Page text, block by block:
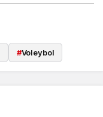
#Voleybol